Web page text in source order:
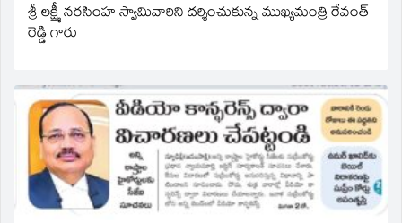
శ్రీ లక్ష్మీ నరసింహ స్వామివారిని దర్శించుకున్న ముఖ్యమంత్రి రేవంత్
రెడ్డి గారు